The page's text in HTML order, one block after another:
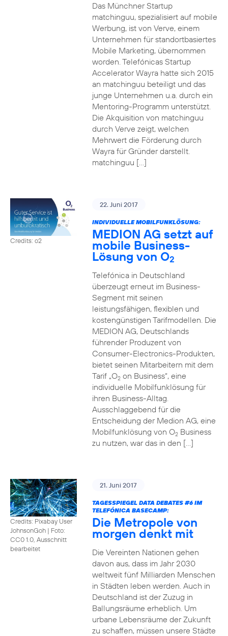
Das Münchner Startup
matchinguu, spezialisiert auf mobile
Werbung, ist von Verve, einem
Unternehmen für standortbasiertes
Mobile Marketing, übernommen
worden. Telefónicas Startup
Accelerator Wayra hatte sich 2015
an matchinguu beteiligt und das
junge Unternehmen u.a. durch ein
Mentoring-Programm unterstützt.
Die Akquisition von matchinguu
durch Verve zeigt, welchen
Mehrwert die Förderung durch
Wayra für Gründer darstellt.
matchinguu […]
Credits: o2
22. Juni 2017
INDIVIDUELLE MOBILFUNKLÖSUNG:
MEDION AG setzt auf
mobile Business-
Lösung von O2
Telefónica in Deutschland
überzeugt erneut im Business-
Segment mit seinen
leistungsfähigen, flexiblen und
kostengünstigen Tarifmodellen. Die
MEDION AG, Deutschlands
führender Produzent von
Consumer-Electronics-Produkten,
bietet seinen Mitarbeitern mit dem
Tarif „O2on Business“, eine
individuelle Mobilfunklösung für
ihren Business-Alltag.
Ausschlaggebend für die
Entscheidung der Medion AG, eine
Mobilfunklösung von O2Business
zu nutzen, war das in den […]
Credits: Pixabay User
JohnsonGoh | Foto:
CC0 1.0, Ausschnitt
bearbeitet
21. Juni 2017
TAGESSPIEGEL DATA DEBATES #6IM
TELEFÓNICA BASECAMP:
Die Metropole von
morgen denkt mit
Die Vereinten Nationen gehen
davon aus, dass im Jahr 2030
weltweit fünf Milliarden Menschen
in Städten leben werden. Auch in
Deutschland ist der Zuzug in
Ballungsräume erheblich. Um
urbane Lebensräume der Zukunft
zu schaffen, müssen unsere Städte